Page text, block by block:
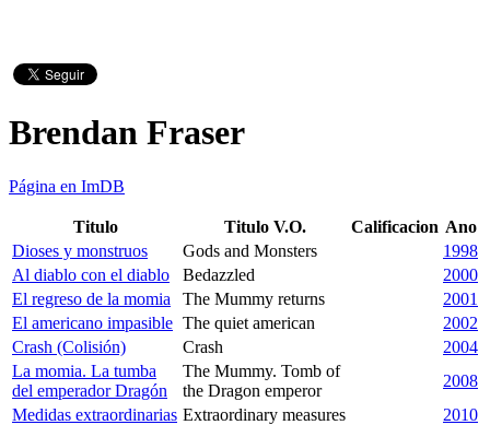
Brendan Fraser
Página en ImDB
Titulo Titulo V.O. Calificacion Ano
Dioses y monstruos
Gods and Monsters
1998
Al diablo con el diablo
Bedazzled
2000
El regreso de la momia
The Mummy returns
2001
El americano impasible The quiet american
2002
Crash (Colisión)
Crash
2004
La momia. La tumba
del emperador Dragón
The Mummy. Tomb of
the Dragon emperor
2008
Medidas extraordinarias Extraordinary measures
2010